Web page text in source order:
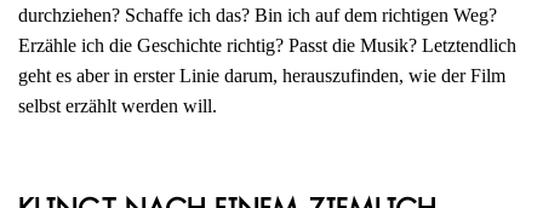
durchziehen? Schaffe ich das? Bin ich auf dem richtigen Weg?
Erzähle ich die Geschichte richtig? Passt die Musik? Letztendlich
geht es aber in erster Linie darum, herauszufinden, wie der Film
selbst erzählt werden will.